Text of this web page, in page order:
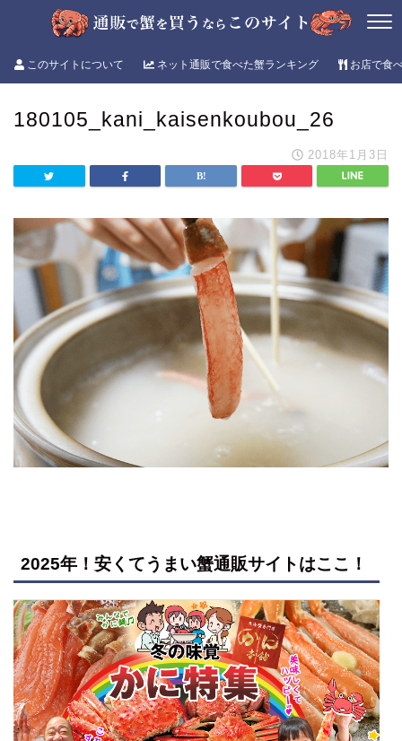
このサイトについて ネット通販で食べた蟹ランキング お店で食
180105_kani_kaisenkoubou_26
2018年1月3日
2025年！安くてうまい蟹通販サイトはここ！